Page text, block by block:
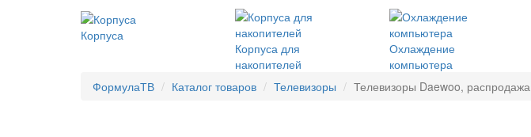
Корпуса
Корпуса для
накопителей
Охлаждение
компьютера
ФормулаТВ Каталог товаров Телевизоры Телевизоры Daewoo,